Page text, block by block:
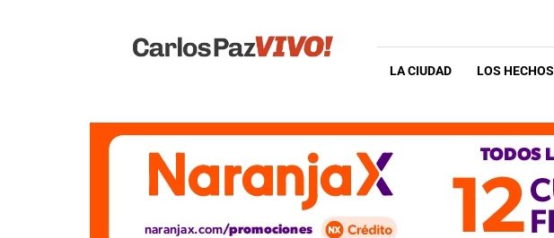
Vivo
LA CIUDAD LOS HECHOS